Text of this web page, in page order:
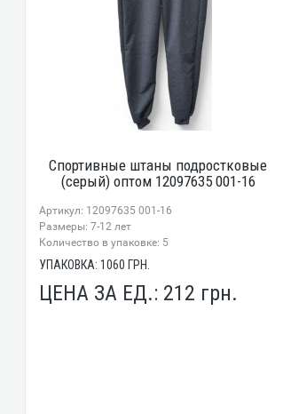
Спортивные штаны подростковые
(серый) оптом 12097635 001-16
Артикул: 12097635 001-16
Размеры: 7-12 лет
Количество в упаковке: 5
УПАКОВКА:1060 ГРН.
ЦЕНА ЗА ЕД.: 212 грн.